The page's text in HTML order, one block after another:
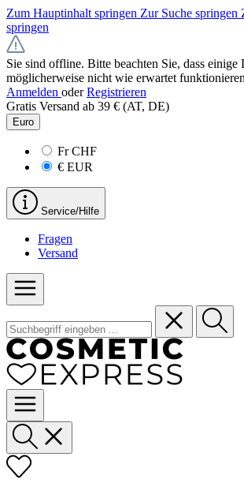
Zum Hauptinhalt springen Zur Suche springen
springen
Sie sind offline. Bitte beachten Sie, dass einige
möglicherweise nicht wie erwartet
Anmelden oder Registrieren
Gratis Versand ab 39 € (AT, DE)
Euro
FrCHF
€ EUR
Service/Hilfe
Fragen
Versand